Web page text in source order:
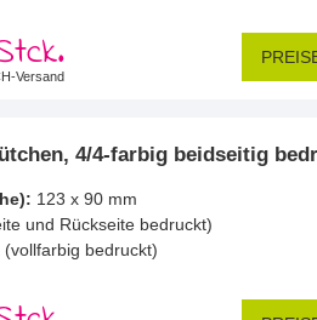
Versand
4/4-farbig beidseitig
123 x 90 mm
und Rückseite bedruckt)
bedruckt)